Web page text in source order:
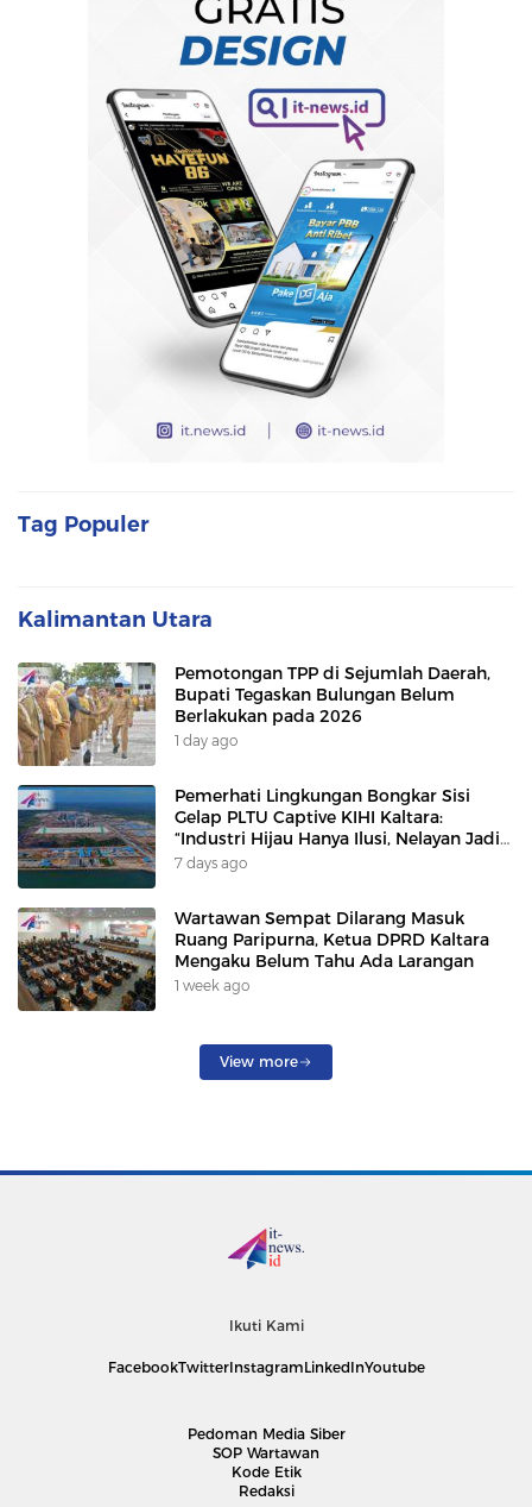
Tag Populer
Kalimantan Utara
Pemotongan TPP di Sejumlah Daerah,
Bupati Tegaskan Bulungan Belum
Berlakukan pada 2026
1 day ago
Pemerhati Lingkungan Bongkar Sisi
Gelap PLTU Captive KIHI Kaltara:
“Industri Hijau Hanya Ilusi, Nelayan Jadi
Korban”
7 days ago
Wartawan Sempat Dilarang Masuk
Ruang Paripurna, Ketua DPRD Kaltara
Mengaku Belum Tahu Ada Larangan
1 week ago
View more
Ikuti Kami
FacebookTwitterInstagramLinkedInYoutube
Pedoman Media Siber
SOP Wartawan
Kode Etik
Redaksi